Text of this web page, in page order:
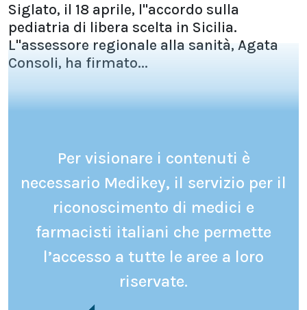
Siglato, il 18 aprile, l''accordo sulla
pediatria di libera scelta in Sicilia.
L''assessore regionale alla sanità, Agata
Consoli, ha firmato...
Per visionare i contenuti è
necessario Medikey, il servizio per il
riconoscimento di medici e
farmacisti italiani che permette
l’accesso a tutte le aree a loro
riservate.